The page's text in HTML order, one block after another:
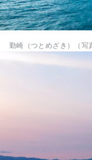
勤崎（つとめざき）（